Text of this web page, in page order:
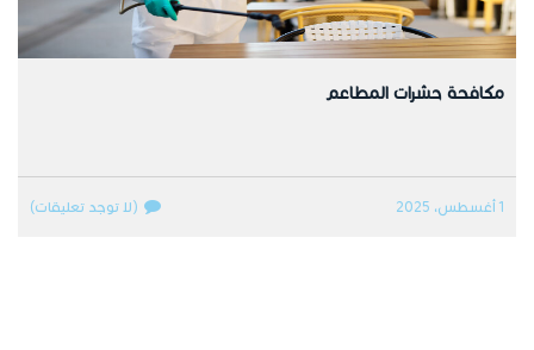
مكافحة حشرات المطاعم
1 أغسطس، 2025 (لا توجد تعليقات)